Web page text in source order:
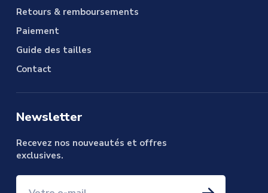
Retours & remboursements
Paiement
Guide des tailles
Contact
Newsletter
Recevez nos nouveautés et offres
exclusives.